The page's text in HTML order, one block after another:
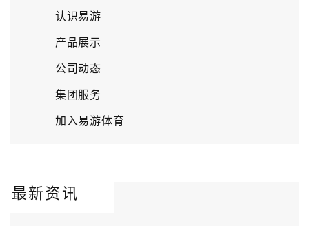
认识易游
产品展示
公司动态
集团服务
加入易游体育
最新资讯